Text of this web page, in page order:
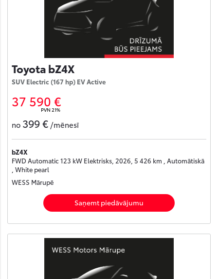
Toyota bZ4X
SUV Electric (167 hp) EV Active
37 590 €
PVN 21%
no 399 € /mēnesī
bZ4X
FWD Automatic 123 kW Elektrisks, 2026, 5 426 km , Automātiskā
, White pearl
WESS Mārupē
Saņemt piedāvājumu